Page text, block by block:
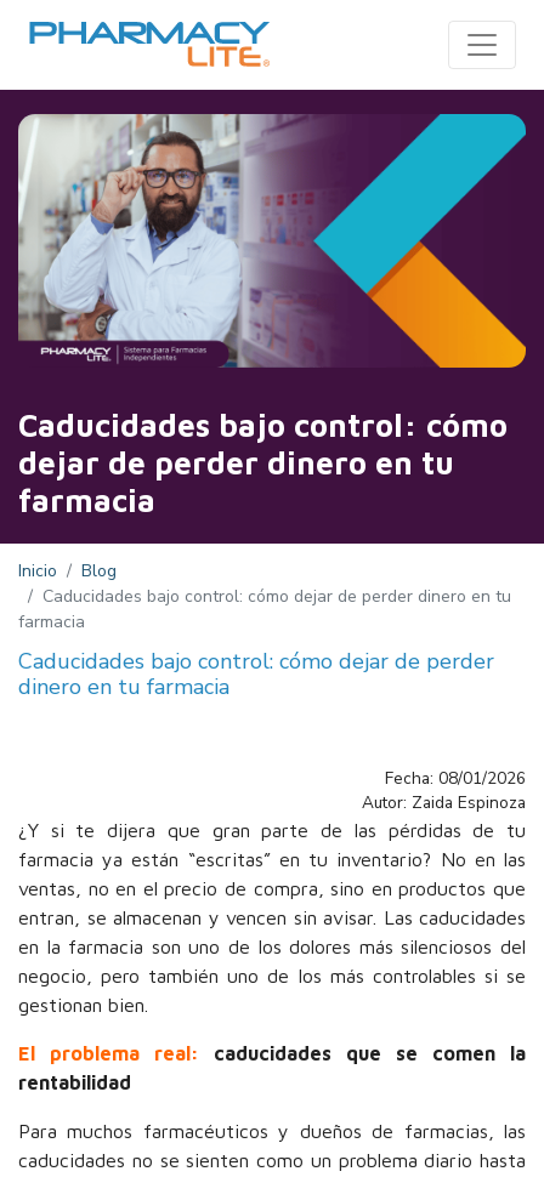
Caducidades bajo control: cómo
dejar de perder dinero en tu
farmacia
Inicio
Blog
Caducidades bajo control: cómo dejar de perder dinero en tu
farmacia
Caducidades bajo control: cómo dejar de perder
dinero en tu farmacia
Fecha: 08/01/2026
Autor: Zaida Espinoza
¿Y si te dijera que gran parte de las pérdidas de tu
farmacia ya están “escritas” en tu inventario? No en las
ventas, no en el precio de compra, sino en productos que
entran, se almacenan y vencen sin avisar. Las caducidades
en la farmacia son uno de los dolores más silenciosos del
negocio, pero también uno de los más controlables si se
gestionan bien.
El problema real:
caducidades que se comen la
rentabilidad
Para muchos farmacéuticos y dueños de farmacias, las
caducidades no se sienten como un problema diario hasta